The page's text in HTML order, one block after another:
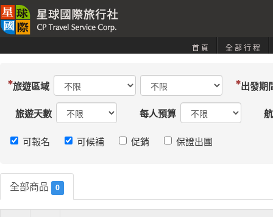
首頁 全部行程
旅遊區域 出發期
旅遊天數 每人預算
可報名 可候補 促銷 保證出團
全部商品 0